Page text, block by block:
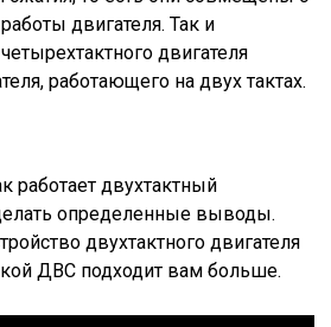
двигателя. Так и
двигателя
работающего на двух тактах.
работает двухтактный
определенные выводы.
двухтактного двигателя
ДВС подходит вам больше.